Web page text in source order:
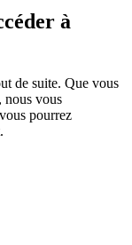
à
de suite. Que vous
nous vous
pourrez